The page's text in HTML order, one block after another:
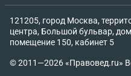
121205, город Москва,
центра, Большой бульвар,
помещение 150, кабинет 5
© 2011—2026 «Правовед.ru»